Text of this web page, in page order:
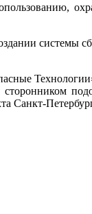
системы
Санкт-